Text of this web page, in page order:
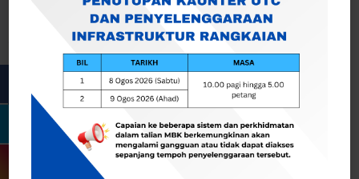
Togol Penapis
Showing 0 result